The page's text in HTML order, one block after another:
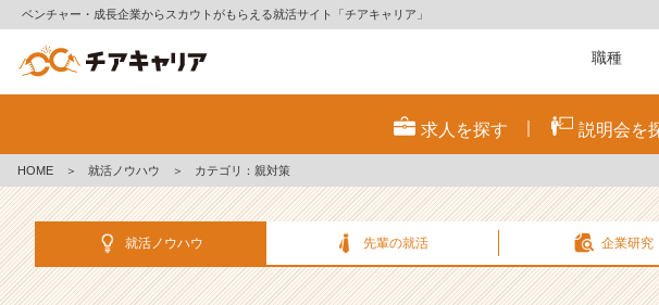
ベンチャー・成長企業からスカウトがもらえる就活サイト「チアキャリア」
策・
就
ノ
ハ
求人を探す 説明会を
HOME ＞ 就活ノウハウ ＞ カテゴリ：親対策
就活ノウハウ 先輩の就活 企業研究